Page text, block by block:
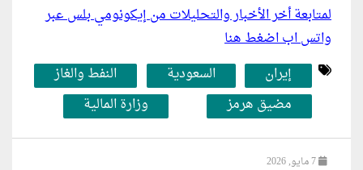
لمتابعة أخر الأخبار والتحليلات من إيكونومي بلس عبر
واتس اب اضغط هنا
إيران
السعودية
النفط والغاز
مضيق هرمز
وزارة المالية